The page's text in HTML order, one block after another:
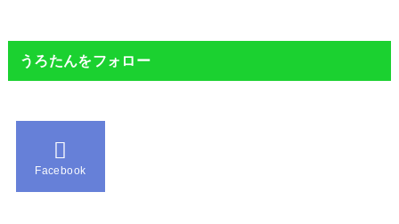
うろたんをフォロー
Facebook